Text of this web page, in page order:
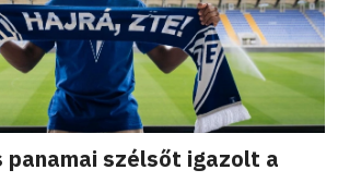
panamai szélsőt igazolt a